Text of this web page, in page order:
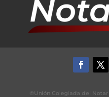
©Unión Colegiada del